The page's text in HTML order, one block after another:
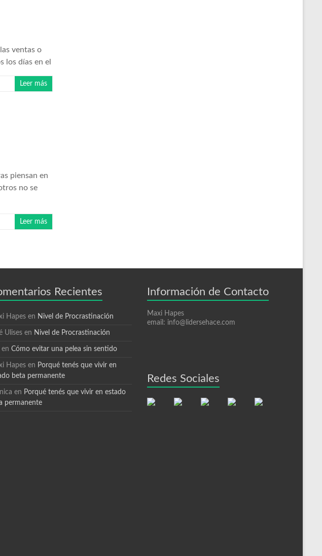
ventas o
los días en el
Leer más
piensan en
no se
Leer más
Recientes
Hapes en Nivel de Procrastinación
Ulises en Nivel de Procrastinación
en Cómo evitar una pelea sin sentido
Hapes en Porqué tenés que vivir en
beta permanente
en Porqué tenés que vivir en estado
permanente
Información de Contacto
Maxi Hapes
email: info@lidersehace.com
Redes Sociales